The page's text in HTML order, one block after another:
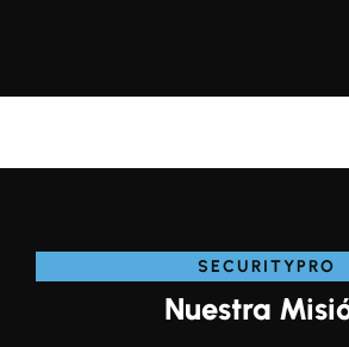
SECURITYPRO
Nuestra